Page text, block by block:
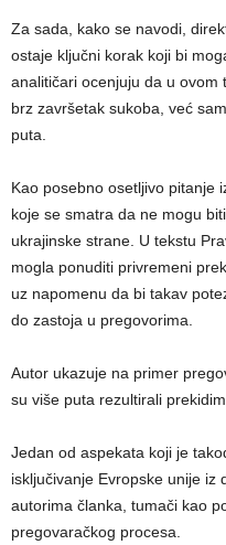
Za sada, kako se navodi,
ostaje ključni korak koji bi
analitičari ocenjuju da u ovom
brz završetak sukoba, već
puta.
Kao posebno osetljivo pitanje
koje se smatra da ne mogu
ukrajinske strane. U tekstu
mogla ponuditi privremeni
uz napomenu da bi takav
do zastoja u pregovorima.
Autor ukazuje na primer
su više puta rezultirali
Jedan od aspekata koji je
isključivanje Evropske unije iz
autorima članka, tumači kao
pregovaračkog procesa.